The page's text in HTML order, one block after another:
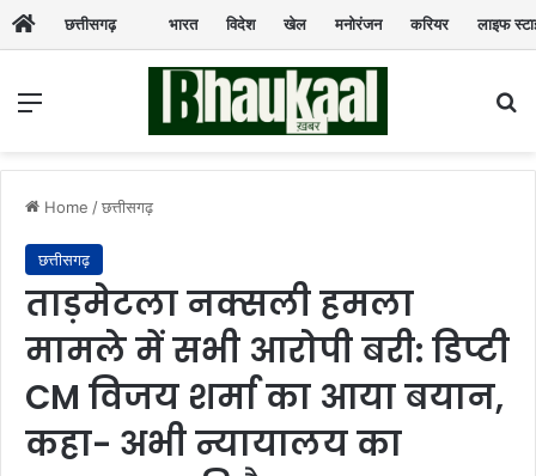
छत्तीसगढ़ भारत विदेश खेल मनोरंजन करियर लाइफ
Menu
Home /छत्तीसगढ़
छत्तीसगढ़
ताड़मेटला नक्सली हमला
मामले में सभी आरोपी बरी: डिप्टी
CM विजय शर्मा का आया बयान,
कहा- अभी न्यायालय का